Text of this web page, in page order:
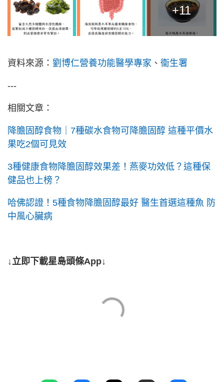
+11
資料來源： 劉博仁營養功能醫學專家 、 衞生署
---
相關文章：
降膽固醇食物｜7種碳水食物可降膽固醇 這種平價水
果吃2個可見效
3種健康食物降膽固醇效果差！燕麥功效低？這種保
健品也上榜？
哈佛認證！5種食物降膽固醇最好 醫生首選這種魚 防
中風心臟病
↓立即下載星島頭條App↓